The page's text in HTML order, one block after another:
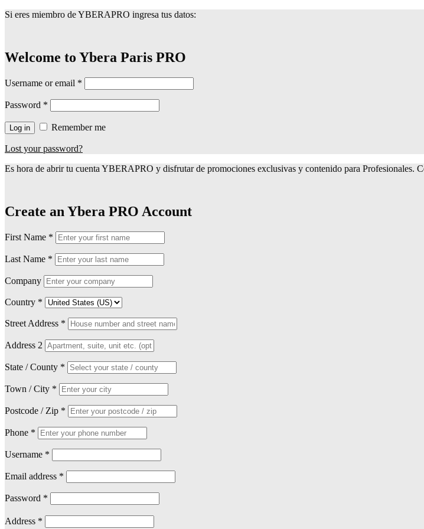
Si eres miembro de YBERAPRO ingresa tus datos:
Welcome to Ybera Paris PRO
Username or email *
Password *
Log in Remember me
Lost your password?
Es hora de abrir tu cuenta YBERAPRO y disfrutar de promociones exclusivas y contenido para Profesionales.
Create an Ybera PRO Account
First Name *
Last Name *
Company
Country *
Street Address *
Address 2
State / County *
Town / City *
Postcode / Zip *
Phone *
Username *
Email address *
Password *
Address *